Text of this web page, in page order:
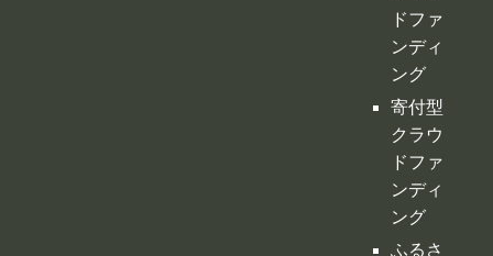
ンディ
ング
ふるさ
と納税
型クラ
ウドフ
ァンデ
ィング
不動産